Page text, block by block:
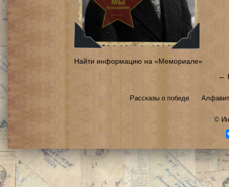
Найти информацию на «Мемориале»
←
Рассказы о победе
©